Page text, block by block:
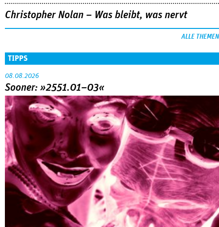
Christopher Nolan – Was bleibt, was nervt
ALLE THEMEN
TIPPS
08.08.2026
Sooner: »2551.01–03«